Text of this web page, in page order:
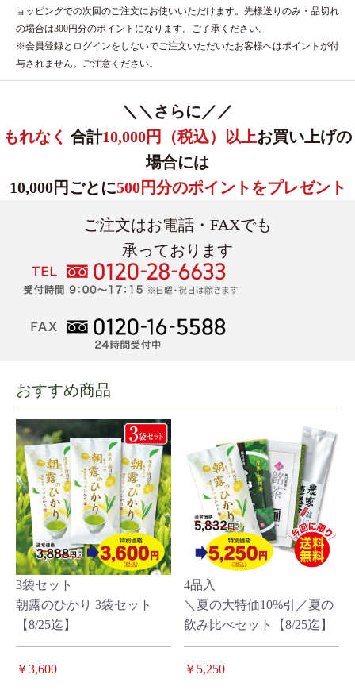
ョッピングでの次回のご注文にお使いいただけます。先様送りのみ・品切れ
の場合は300円分のポイントになります。ご了承ください。
※会員登録とログインをしないでご注文いただいたお客様へはポイントが付
与されません。ご注意ください。
＼＼さらに／／
もれなく 合計10,000円（税込）以上お買い上げの
場合には
10,000円ごとに500円分のポイントをプレゼント
ご注文はお電話・FAXでも
承っております
おすすめ商品
3袋セット
朝露のひかり 3袋セット
【8/25迄】
￥3,600
4品入
＼夏の大特価10%引／夏の
飲み比べセット【8/25迄】
￥5,250